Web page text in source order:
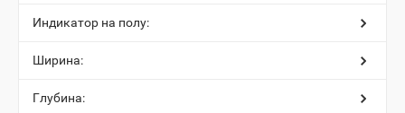
Индикатор на полу:
Ширина:
Глубина: